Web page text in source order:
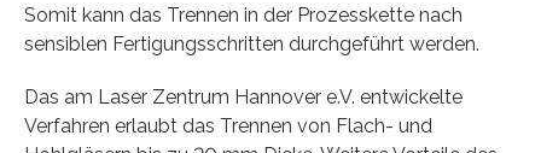
Somit kann das Trennen in der Prozesskette nach
sensiblen Fertigungsschritten durchgeführt werden.
Das am Laser Zentrum Hannover e.V. entwickelte
Verfahren erlaubt das Trennen von Flach- und